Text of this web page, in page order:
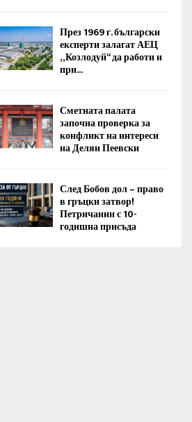
През 1969 г. български
експерти залагат АЕЦ
„Козлодуй“ да работи и
при...
Сметната палата
започна проверка за
конфликт на интереси
на Делян Пеевски
След Бобов дол – право
в гръцки затвор!
Петричанин с 10-
годишна присъда